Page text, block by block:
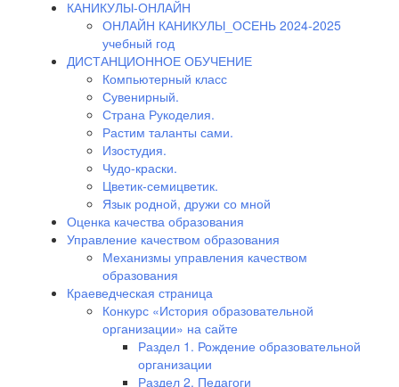
КАНИКУЛЫ-ОНЛАЙН
ОНЛАЙН КАНИКУЛЫ_ОСЕНЬ 2024-2025
учебный год
ДИСТАНЦИОННОЕ ОБУЧЕНИЕ
Компьютерный класс
Сувенирный.
Страна Рукоделия.
Растим таланты сами.
Изостудия.
Чудо-краски.
Цветик-семицветик.
Язык родной, дружи со мной
Оценка качества образования
Управление качеством образования
Механизмы управления качеством
образования
Краеведческая страница
Конкурс «История образовательной
организации» на сайте
Раздел 1. Рождение образовательной
организации
Раздел 2. Педагоги